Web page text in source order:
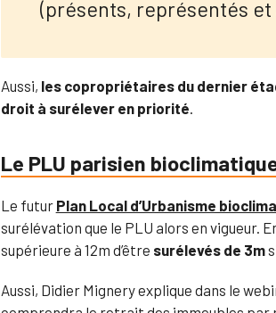
(présents, représentés
Aussi, les copropriétaires du dernier
droit à surélever en priorité.
Le PLU parisien
Le futur Plan Local d’Urbanisme
surélévation que le PLU alors en vigueur.
supérieure à 12m d’être surélevés de 3m
Aussi, Didier Mignery explique dans le